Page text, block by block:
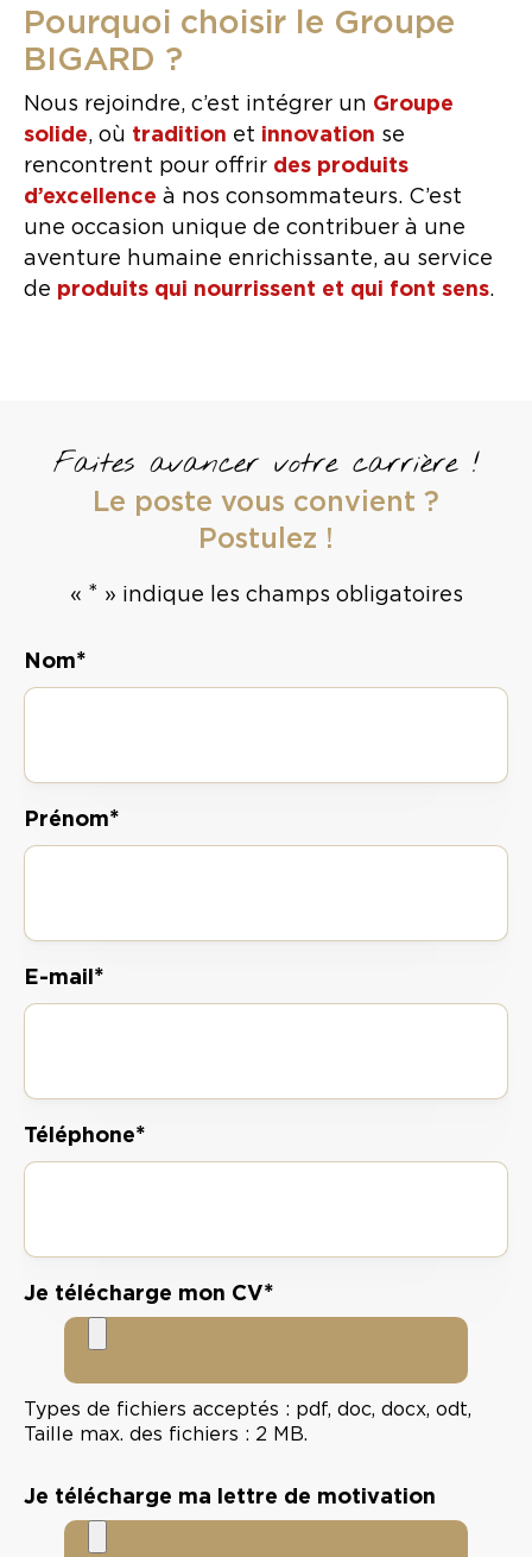
Pourquoi choisir le Groupe
BIGARD ?
Nous rejoindre, c’est intégrer un Groupe
solide, où tradition et innovation se
rencontrent pour offrir des produits
d’excellence à nos consommateurs. C’est
une occasion unique de contribuer à une
aventure humaine enrichissante, au service
de produits qui nourrissent et qui font sens.
Faites avancer votre carrière !
Le poste vous convient ?
Postulez !
« * » indique les champs obligatoires
Nom*
Prénom*
E-mail *
Téléphone*
Je télécharge mon CV*
Types de fichiers acceptés : pdf, doc, docx, odt,
Taille max. des fichiers : 2 MB.
Je télécharge ma lettre de motivation